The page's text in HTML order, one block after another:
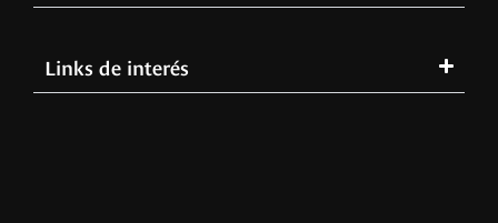
Links de interés